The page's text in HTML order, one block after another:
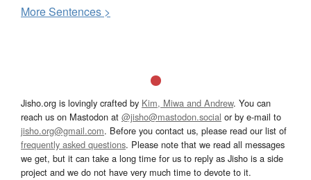
MoreSentences >
Jisho.org is lovingly crafted by Kim, Miwa and Andrew. You can
reach us on Mastodon at @jisho@mastodon.social or by e-mail to
jisho.org@gmail.com. Before you contact us, please read our list of
frequently asked questions. Please note that we read all messages
we get, but it can take a long time for us to reply as Jisho is a side
project and we do not have very much time to devote to it.